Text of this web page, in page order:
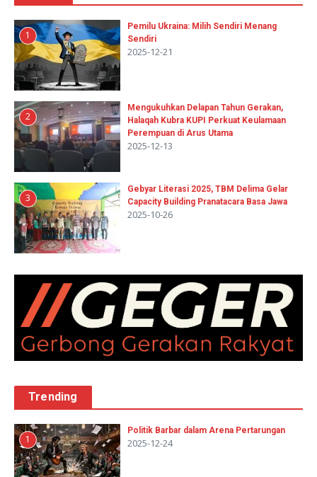
1
Pemilu Ukraina: Milih Sendiri Menang
Sendiri
2025-12-21
2
Mengukuhkan Delapan Tahun Gerakan,
Halaqah Kubra KUPI Perkuat Keulamaan
Perempuan di Arus Utama
2025-12-13
3
Gebyar Literasi 2025, TBM Delima Gelar
Capacity Building Pranatacara Basa Jawa
2025-10-26
Trending
1
Politik Barbar dalam Arena Pertarungan
2025-12-24